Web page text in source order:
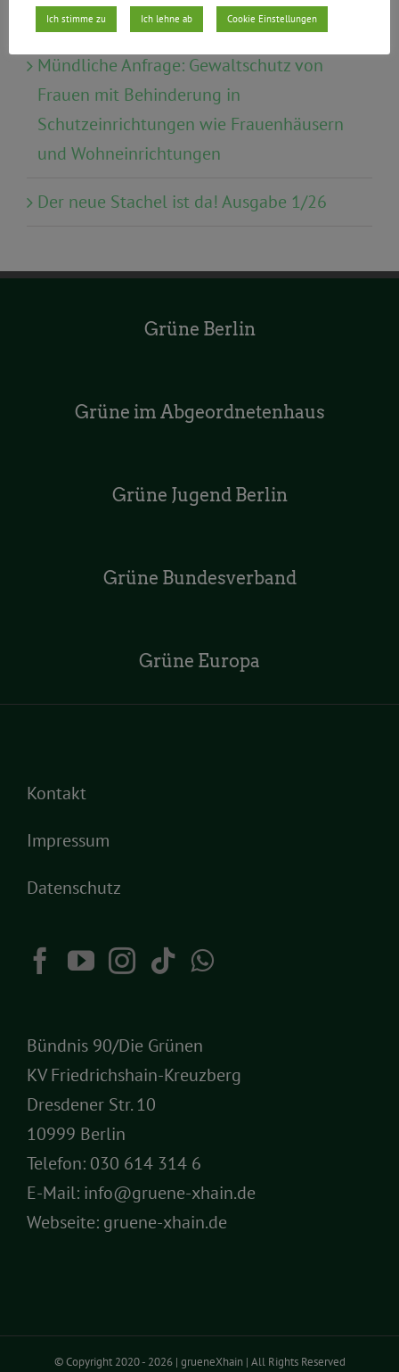
Urabstimmung zur Satzungsreform
Mündliche Anfrage: Gewaltschutz von
Frauen mit Behinderung in
Schutzeinrichtungen wie Frauenhäusern
und Wohneinrichtungen
Der neue Stachel ist da! Ausgabe 1/26
Grüne Berlin
Grüne im Abgeordnetenhaus
Grüne Jugend Berlin
Grüne Bundesverband
Grüne Europa
Kontakt
Impressum
Datenschutz
Bündnis 90/Die Grünen
KV Friedrichshain-Kreuzberg
Dresdener Str. 10
10999 Berlin
Telefon: 030 614 314 6
E-Mail: info@gruene-xhain.de
Webseite: gruene-xhain.de
© Copyright 2020 - 2026 | grueneXhain | All Rights Reserved
Ich stimme zu Ich lehne ab Cookie Einstellungen